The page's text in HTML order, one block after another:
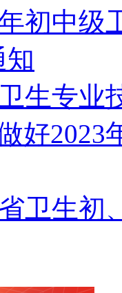
初中级
生专业
好2023
卫生初